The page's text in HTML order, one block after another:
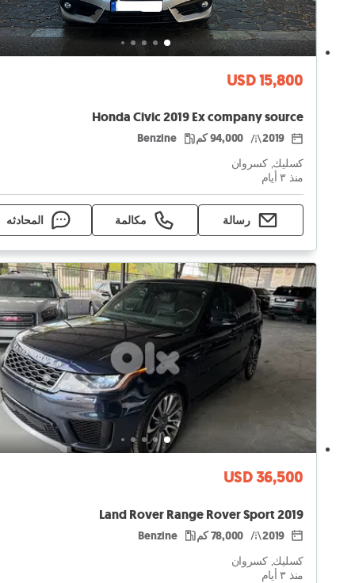
USD 15,800
Honda Civic 2019 Ex company source
2019 94,000 كم Benzine
كسليك, كسروان
منذ ٣ أيام
رسالة مكالمة المحادثه
USD 36,500
Land Rover Range Rover Sport 2019
2019 78,000 كم Benzine
كسليك, كسروان
منذ ٣ أيام